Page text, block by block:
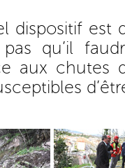
dispositif
qu’il
aux chutes